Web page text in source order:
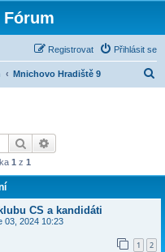
Přihlásit se
Registrovat
Mnichovo Hradiště 9
Hledat
1 z 1
CS a kandidáti
03, 2024 10:23
1 2